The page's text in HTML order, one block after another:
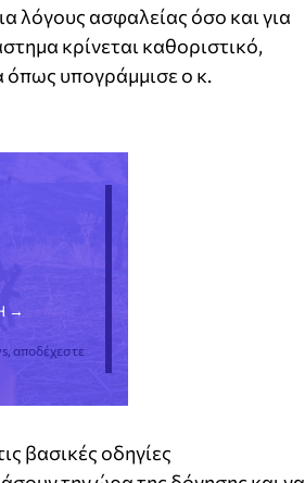
λόγους ασφαλείας όσο και για
κρίνεται καθοριστικό,
όπως υπογράμμισε ο κ.
αποδέχεστε
βασικές οδηγίες